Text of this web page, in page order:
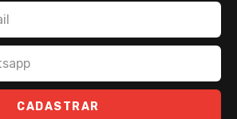
CADASTRAR